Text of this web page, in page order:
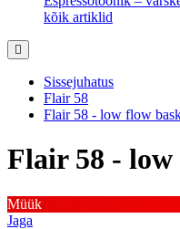
kõik artiklid
Sissejuhatus
Flair 58
Flair 58 - low flow
Flair 58 - low
Müük
Jaga